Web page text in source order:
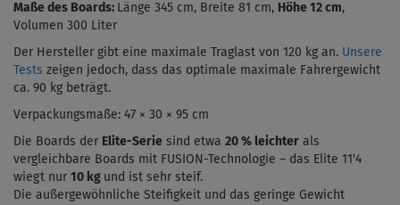
Maße des Boards: Länge 345 cm, Breite 81 cm, Höhe 12 cm,
Volumen 300 Liter
Der Hersteller gibt eine maximale Traglast von 120 kg an. Unsere
Tests zeigen jedoch, dass das optimale maximale Fahrergewicht
ca. 90 kg beträgt.
Verpackungsmaße: 47 × 30 × 95 cm
Die Boards der Elite-Serie sind etwa 20 % leichter als
vergleichbare Boards mit FUSION-Technologie – das Elite 11'4
wiegt nur 10 kg und ist sehr steif.
Die außergewöhnliche Steifigkeit und das geringe Gewicht